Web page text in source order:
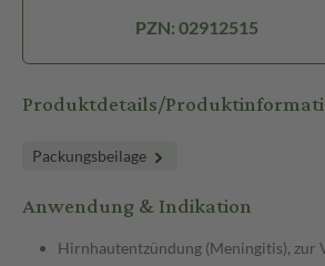
PZN: 02912515
Produktdetails/
Packungsbeilage
Anwendung & Indikation
Hirnhautentzündung (Meningitis), zur